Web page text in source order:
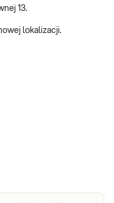
13.
lokalizacji.